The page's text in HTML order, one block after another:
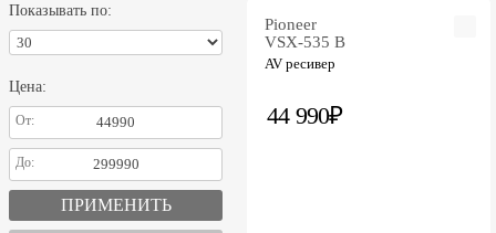
Показывать по:
Цена:
От:
До:
Pioneer
VSX-535 B
AV ресивер
44 990₽